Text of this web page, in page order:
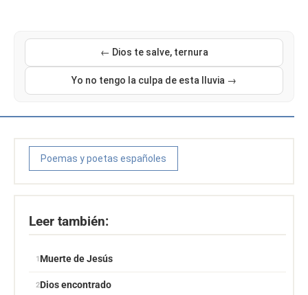
← Dios te salve, ternura
Yo no tengo la culpa de esta lluvia →
Poemas y poetas españoles
Leer también:
Muerte de Jesús
Dios encontrado